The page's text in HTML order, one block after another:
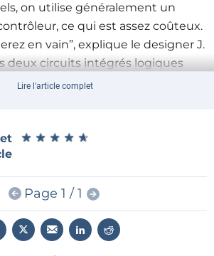
on utilise généralement un
ce qui est assez coûteux.
en vain”, explique le designer J.
deux circuits intégrés logiques
composants passifs sont
4 194 304 Hz, un signal d'onde
à la sortie Q18 (broche 10). Le
capte un deuxième signal (2 Hz ou
16 Hz synchronise IC2, qui est un
à dix sorties. Le deuxième signal
la combinaison de C3 et R3. Des
Lire l'article complet
★ ★ ★ ★ ★
★ ★ ★ ★ ★
Page 1 / 1